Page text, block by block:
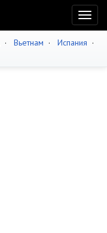
· Вьетнам · Испания ·